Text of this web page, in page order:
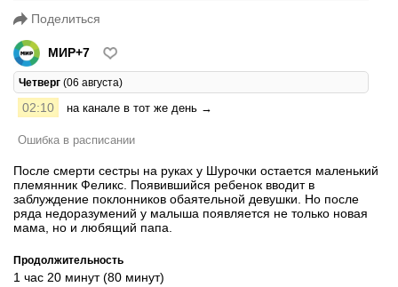
Поделиться
МИР+7
Четверг (06 августа)
02:10 на канале в тот же день →
Ошибка в расписании
После смерти сестры на руках у Шурочки остается маленький
племянник Феликс. Появившийся ребенок вводит в
заблуждение поклонников обаятельной девушки. Но после
ряда недоразумений у малыша появляется не только новая
мама, но и любящий папа.
Продолжительность
1 час 20 минут (80 минут)